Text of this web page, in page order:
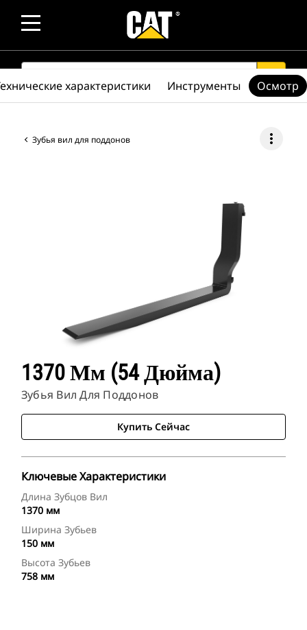
SEARCH search
Зубья вил для поддонов more_vert
1370 Мм (54 Дюйма)
Зубья Вил Для Поддонов
Купить Сейчас
Ключевые Характеристики
Длина Зубцов Вил
1370 мм
Ширина Зубьев
150 мм
Высота Зубьев
758 мм
характеристики Инструменты Осмотр